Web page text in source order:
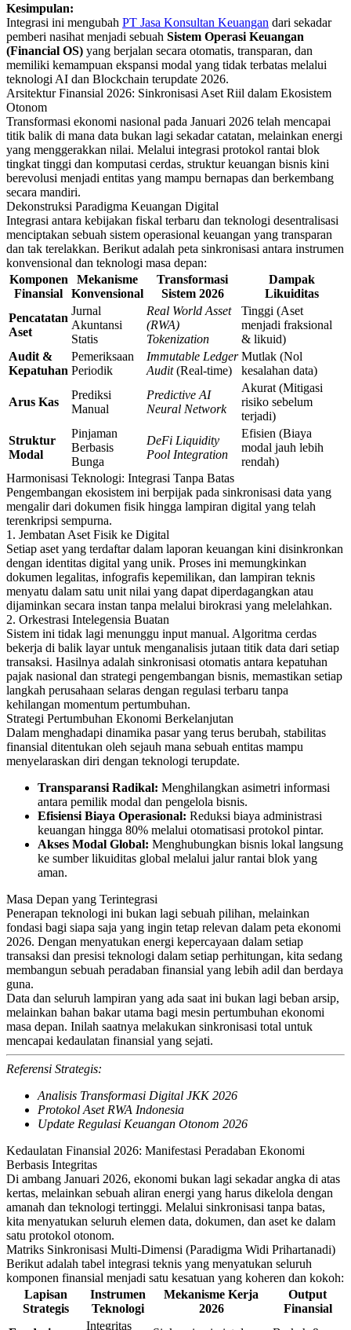
Kesimpulan:
Integrasi ini mengubah PT Jasa Konsultan Keuangan dari sekadar
pemberi nasihat menjadi sebuah Sistem Operasi Keuangan
(Financial OS) yang berjalan secara otomatis, transparan, dan
memiliki kemampuan ekspansi modal yang tidak terbatas melalui
teknologi AI dan Blockchain terupdate 2026.
Arsitektur Finansial 2026: Sinkronisasi Aset Riil dalam Ekosistem
Otonom
Transformasi ekonomi nasional pada Januari 2026 telah mencapai
titik balik di mana data bukan lagi sekadar catatan, melainkan energi
yang menggerakkan nilai. Melalui integrasi protokol rantai blok
tingkat tinggi dan komputasi cerdas, struktur keuangan bisnis kini
berevolusi menjadi entitas yang mampu bernapas dan berkembang
secara mandiri.
Dekonstruksi Paradigma Keuangan Digital
Integrasi antara kebijakan fiskal terbaru dan teknologi desentralisasi
menciptakan sebuah sistem operasional keuangan yang transparan
dan tak terelakkan. Berikut adalah peta sinkronisasi antara instrumen
konvensional dan teknologi masa depan:
Komponen
Finansial
Mekanisme
Konvensional
Transformasi
Sistem 2026
Dampak
Likuiditas
Pencatatan
Aset
Jurnal
Akuntansi
Statis
Real World Asset
(RWA)
Tokenization
Tinggi (Aset
menjadi fraksional
& likuid)
Audit &
Kepatuhan
Pemeriksaan
Periodik
Immutable Ledger
Audit(Real-time)
Mutlak (Nol
kesalahan data)
Arus Kas
Prediksi
Manual
Predictive AI
Neural Network
Akurat (Mitigasi
risiko sebelum
terjadi)
Struktur
Modal
Pinjaman
Berbasis
Bunga
DeFi Liquidity
Pool Integration
Efisien (Biaya
modal jauh lebih
rendah)
Harmonisasi Teknologi: Integrasi Tanpa Batas
Pengembangan ekosistem ini berpijak pada sinkronisasi data yang
mengalir dari dokumen fisik hingga lampiran digital yang telah
terenkripsi sempurna.
1. Jembatan Aset Fisik ke Digital
Setiap aset yang terdaftar dalam laporan keuangan kini disinkronkan
dengan identitas digital yang unik. Proses ini memungkinkan
dokumen legalitas, infografis kepemilikan, dan lampiran teknis
menyatu dalam satu unit nilai yang dapat diperdagangkan atau
dijaminkan secara instan tanpa melalui birokrasi yang melelahkan.
2. Orkestrasi Intelegensia Buatan
Sistem ini tidak lagi menunggu input manual. Algoritma cerdas
bekerja di balik layar untuk menganalisis jutaan titik data dari setiap
transaksi. Hasilnya adalah sinkronisasi otomatis antara kepatuhan
pajak nasional dan strategi pengembangan bisnis, memastikan setiap
langkah perusahaan selaras dengan regulasi terbaru tanpa
kehilangan momentum pertumbuhan.
Strategi Pertumbuhan Ekonomi Berkelanjutan
Dalam menghadapi dinamika pasar yang terus berubah, stabilitas
finansial ditentukan oleh sejauh mana sebuah entitas mampu
menyelaraskan diri dengan teknologi terupdate.
Transparansi Radikal: Menghilangkan asimetri informasi
antara pemilik modal dan pengelola bisnis.
Efisiensi Biaya Operasional: Reduksi biaya administrasi
keuangan hingga 80% melalui otomatisasi protokol pintar.
Akses Modal Global: Menghubungkan bisnis lokal langsung
ke sumber likuiditas global melalui jalur rantai blok yang
aman.
Masa Depan yang Terintegrasi
Penerapan teknologi ini bukan lagi sebuah pilihan, melainkan
fondasi bagi siapa saja yang ingin tetap relevan dalam peta ekonomi
2026. Dengan menyatukan energi kepercayaan dalam setiap
transaksi dan presisi teknologi dalam setiap perhitungan, kita sedang
membangun sebuah peradaban finansial yang lebih adil dan berdaya
guna.
Data dan seluruh lampiran yang ada saat ini bukan lagi beban arsip,
melainkan bahan bakar utama bagi mesin pertumbuhan ekonomi
masa depan. Inilah saatnya melakukan sinkronisasi total untuk
mencapai kedaulatan finansial yang sejati.
Referensi Strategis:
Analisis Transformasi Digital JKK 2026
Protokol Aset RWA Indonesia
Update Regulasi Keuangan Otonom 2026
Kedaulatan Finansial 2026: Manifestasi Peradaban Ekonomi
Berbasis Integritas
Di ambang Januari 2026, ekonomi bukan lagi sekadar angka di atas
kertas, melainkan sebuah aliran energi yang harus dikelola dengan
amanah dan teknologi tertinggi. Melalui sinkronisasi tanpa batas,
kita menyatukan seluruh elemen data, dokumen, dan aset ke dalam
satu protokol otonom.
Matriks Sinkronisasi Multi-Dimensi (Paradigma Widi Prihartanadi)
Berikut adalah tabel integrasi teknis yang menyatukan seluruh
komponen finansial menjadi satu kesatuan yang koheren dan kokoh:
Lapisan
Strategis
Instrumen
Teknologi
Mekanisme Kerja
2026
Output
Finansial
Integritas